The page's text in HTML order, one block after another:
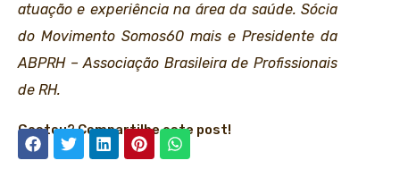
atuação e experiência na área da saúde. Sócia
do Movimento Somos60 mais e Presidente da
ABPRH – Associação Brasileira de Profissionais
de RH.
Gostou? Compartilhe este post!